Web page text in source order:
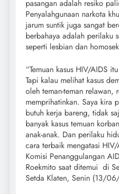
pasangan adalah resiko
Penyalahgunaan narkota
jarum suntik juga sangat
berbahaya adalah perilaku
seperti lesbian dan
“Temuan kasus HIV/AIDS
Tapi kalau melihat kasus
oleh teman-teman relawan,
memprihatinkan. Saya kira
butuh kerja bareng, tidak
banyak kasus temuan
anak-anak. Dan perilaku
cara terbaik mengatasi
Komisi Penanggulangan
Roekmito saat ditemui di
Setda Klaten, Senin (13/